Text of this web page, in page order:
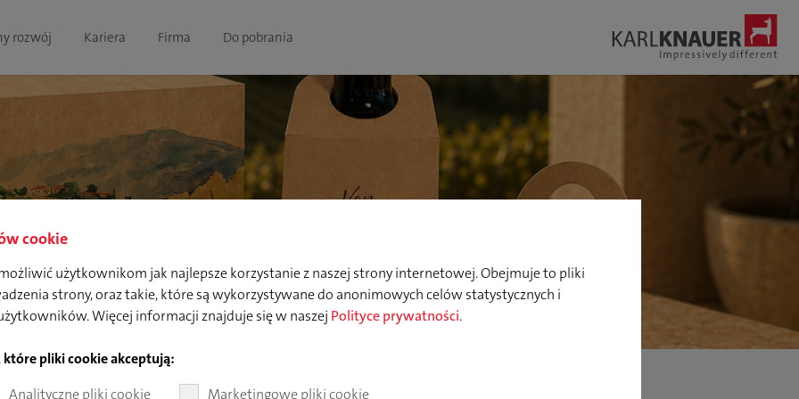
cookie
użytkownikom jak najlepsze korzystanie z naszej strony internetowej. Obejmuje to pliki
strony, oraz takie, które są wykorzystywane do anonimowych celów statystycznych i
Więcej informacji znajduje się w naszej Polityce prywatności.
pliki cookie akceptują:
Analityczne pliki cookie
Marketingowe pliki cookie
rozwój Kariera Firma Do pobrania